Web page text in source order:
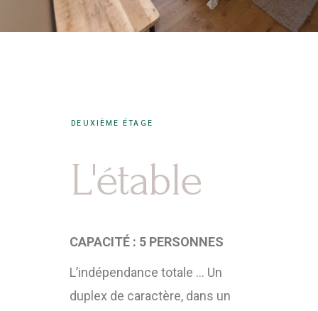
DEUXIÈME ÉTAGE
L'étable
CAPACITÉ : 5 PERSONNES
L’indépendance totale … Un
duplex de caractère, dans un